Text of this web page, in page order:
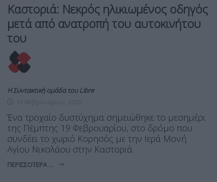
Καστοριά: Νεκρός ηλικιωμένος οδηγός
μετά από ανατροπή του αυτοκινήτου
του
Η Συντακτική ομάδα του Libre
Ένα τροχαίο δυστύχημα σημειώθηκε το μεσημέρι
της Πέμπτης 19 Φεβρουαρίου, στο δρόμο που
συνδέει το χωριό Κορησός με την Ιερά Μονή
Αγίου Νικολάου στην Καστοριά.
ΠΕΡΙΣΣΌΤΕΡΑ ...